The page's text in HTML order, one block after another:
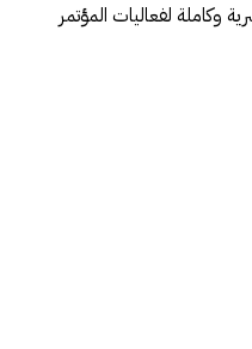
وكاملة لفعاليات المؤتمر